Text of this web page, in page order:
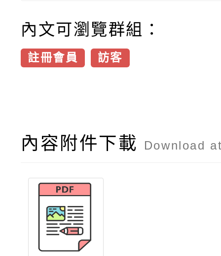
內文可瀏覽群組：
註冊會員 訪客
內容附件下載 Download